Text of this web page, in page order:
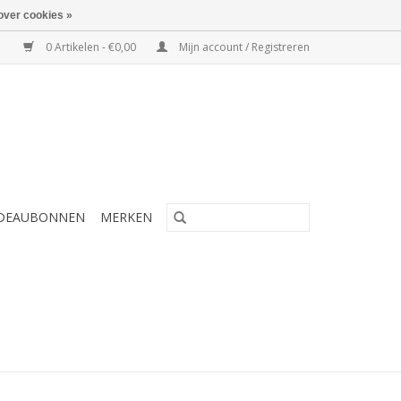
0 Artikelen - €0,00 Mijn account / Registreren
MERKEN
cookies »